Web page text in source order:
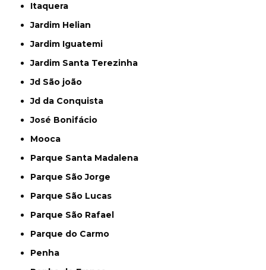
Itaquera
Jardim Helian
Jardim Iguatemi
Jardim Santa Terezinha
Jd São joão
Jd da Conquista
José Bonifácio
Mooca
Parque Santa Madalena
Parque São Jorge
Parque São Lucas
Parque São Rafael
Parque do Carmo
Penha